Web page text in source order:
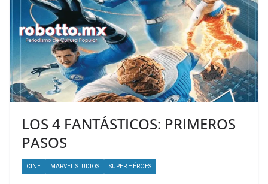
LOS 4 FANTÁSTICOS: PRIMEROS
PASOS
CINE MARVEL STUDIOS SUPER HÉROES